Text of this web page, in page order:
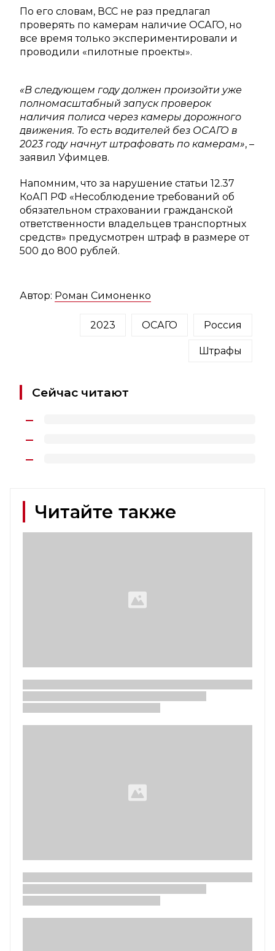
По его словам, ВСС не раз предлагал
проверять по камерам наличие ОСАГО, но
все время только экспериментировали и
проводили «пилотные проекты».
«В следующем году должен произойти уже
полномасштабный запуск проверок
наличия полиса через камеры дорожного
движения. То есть водителей без ОСАГО в
2023 году начнут штрафовать по камерам», –
заявил Уфимцев.
Напомним, что за нарушение статьи 12.37
КоАП РФ «Несоблюдение требований об
обязательном страховании гражданской
ответственности владельцев транспортных
средств» предусмотрен штраф в размере от
500 до 800 рублей.
Автор: Роман Симоненко
2023 ОСАГО Россия
Штрафы
Сейчас читают
Читайте также